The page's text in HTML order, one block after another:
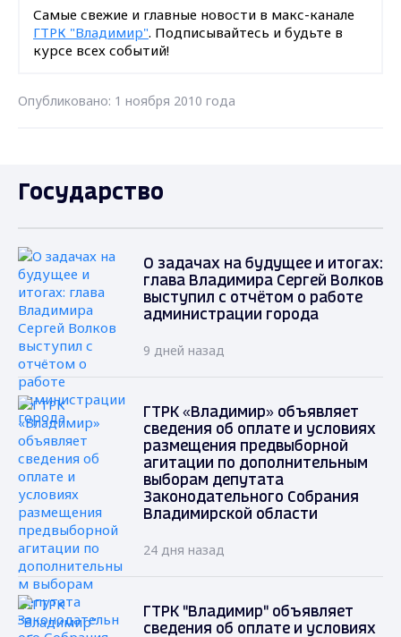
Самые свежие и главные новости в макс-канале
ГТРК "Владимир". Подписывайтесь и будьте в
курсе всех событий!
Опубликовано: 1 ноября 2010 года
Государство
О задачах на будущее и итогах:
глава Владимира Сергей Волков
выступил с отчётом о работе
администрации города
9 дней назад
ГТРК «Владимир» объявляет
сведения об оплате и условиях
размещения предвыборной
агитации по дополнительным
выборам депутата
Законодательного Собрания
Владимирской области
24 дня назад
ГТРК "Владимир" объявляет
сведения об оплате и условиях